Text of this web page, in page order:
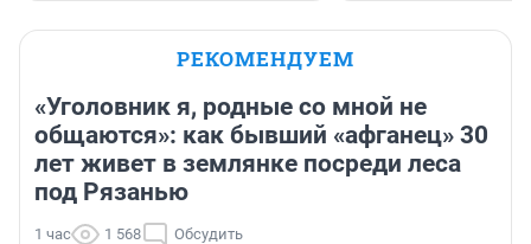
РЕКОМЕНДУЕМ
«Уголовник я, родные со мной не
общаются»: как бывший «афганец» 30
лет живет в землянке посреди леса
под Рязанью
1 час 1 568 Обсудить